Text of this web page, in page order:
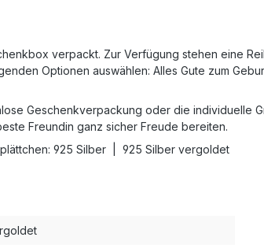
verpackt. Zur Verfügung stehen eine
Optionen auswählen: Alles Gute zum
Geschenkverpackung oder die individuelle
Freundin ganz sicher Freude bereiten.
925 Silber | 925 Silber vergoldet